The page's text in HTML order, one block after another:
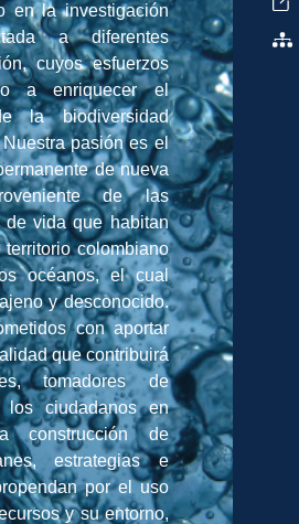
en la investigación
a diferentes
cuyos esfuerzos
a enriquecer el
la biodiversidad
pasión es el
de nueva
de las
de vida que habitan
colombiano
océanos, el cual
y desconocido.
con aportar
que contribuirá
tomadores de
ciudadanos en
construcción de
estrategias e
por el uso
y su entorno,